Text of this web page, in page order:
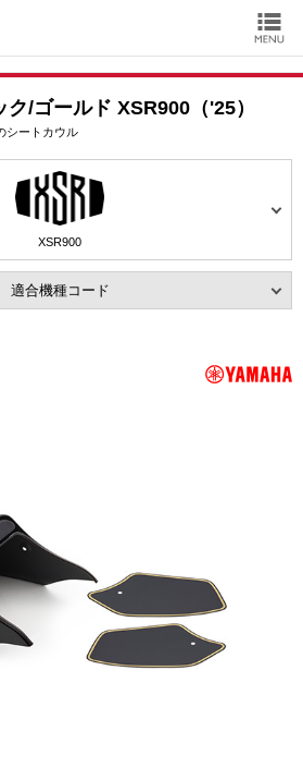
/ゴールド XSR900（'25）
シートカウル
XSR900
適合機種コード